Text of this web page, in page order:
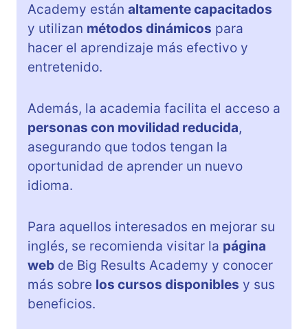
Academy están altamente capacitados
y utilizan métodos dinámicos para
hacer el aprendizaje más efectivo y
entretenido.
Además, la academia facilita el acceso a
personas con movilidad reducida,
asegurando que todos tengan la
oportunidad de aprender un nuevo
idioma.
Para aquellos interesados en mejorar su
inglés, se recomienda visitar la página
web de Big Results Academy y conocer
más sobre los cursos disponibles y sus
beneficios.